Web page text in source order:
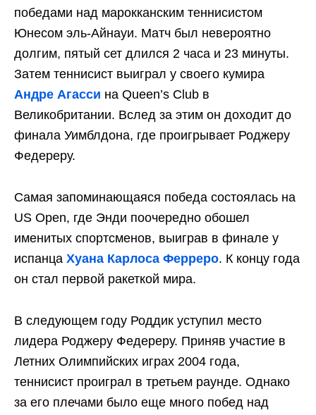
победами над марокканским теннисистом
Юнесом эль-Айнауи. Матч был невероятно
долгим, пятый сет длился 2 часа и 23 минуты.
Затем теннисист выиграл у своего кумира
Андре Агасси на Queen’s Club в
Великобритании. Вслед за этим он доходит до
финала Уимблдона, где проигрывает Роджеру
Федереру.
Самая запоминающаяся победа состоялась на
US Open, где Энди поочередно обошел
именитых спортсменов, выиграв в финале у
испанца Хуана Карлоса Ферреро. К концу года
он стал первой ракеткой мира.
В следующем году Роддик уступил место
лидера Роджеру Федереру. Приняв участие в
Летних Олимпийских играх 2004 года,
теннисист проиграл в третьем раунде. Однако
за его плечами было еще много побед над